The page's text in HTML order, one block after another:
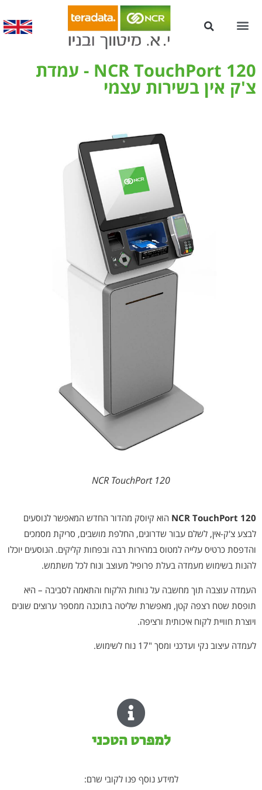
NCR TouchPort 120 - עמדת
צ'ק אין בשירות עצמי
NCR TouchPort 120
NCR TouchPort 120 הוא קיוסק מהדור החדש המאפשר לנוסעים
לבצע צ'ק-אין, לשלם עבור שדרוגים, החלפת מושבים, סריקת מסמכים
והדפסת כרטיס עלייה למטוס במהירות רבה ובפחות קליקים. הנוסעים יוכלו
להנות בשימוש מעמדה בעלת פרופיל מעוצב ונוח לכל משתמש.
העמדה עוצבה תוך מחשבה על נוחות הלקוח והתאמה לסביבה – היא
תופסת שטח רצפה קטן, מאפשרת שליטה בתוכנה ממספר ערוצים שונים
ויוצרת חוויית לקוח איכותית ורציפה.
לעמדה עיצוב נקי ועדכני ומסך "17 נוח לשימוש.
למפרט הטכני
למידע נוסף פנו לקובי שרם: